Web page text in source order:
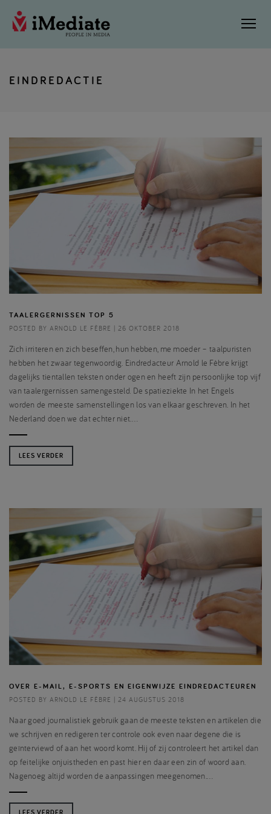
EINDREDACTIE
TAALERGERNISSEN TOP 5
POSTED BY ARNOLD LE FÈBRE | 26 OKTOBER 2018
Zich irriteren en zich beseffen, hun hebben, me moeder – taalpuristen
hebben het zwaar tegenwoordig. Eindredacteur Arnold le Fèbre krijgt
dagelijks tientallen teksten onder ogen en heeft zijn persoonlijke top vijf
van taalergernissen samengesteld. De spatieziekte In het Engels
worden de meeste samenstellingen los van elkaar geschreven. In het
Nederland doen we dat echter niet.…
LEES VERDER
OVER E-MAIL, E-SPORTS EN EIGENWIJZE EINDREDACTEUREN
POSTED BY ARNOLD LE FÈBRE | 24 AUGUSTUS 2018
Naar goed journalistiek gebruik gaan de meeste teksten en artikelen die
we schrijven en redigeren ter controle ook even naar degene die is
geïnterviewd of aan het woord komt. Hij of zij controleert het artikel dan
op feitelijke onjuistheden en past hier en daar een zin of woord aan.
Nagenoeg altijd worden de aanpassingen meegenomen.…